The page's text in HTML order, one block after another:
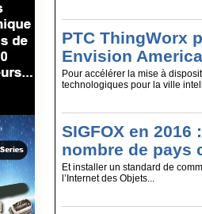
PTC ThingWorx
Envision America
Pour accélérer la mise à
technologiques pour la ville
SIGFOX en 2016
nombre de pays
Et installer un standard de
l’Internet des Objets...